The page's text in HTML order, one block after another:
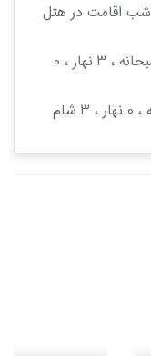
1 شب اقامت در هتل
3 صبحانه ، 3 نهار ، 0